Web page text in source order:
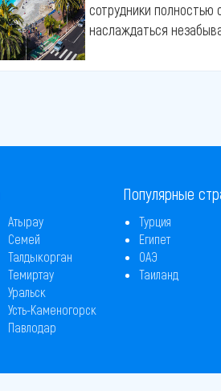
сотрудники полностью
наслаждаться
Атырау
Семей
Талдыкорган
Темиртау
Уральск
Усть-Каменогорск
Павлодар
Популярные
Турция
Египет
ОАЭ
Таиланд